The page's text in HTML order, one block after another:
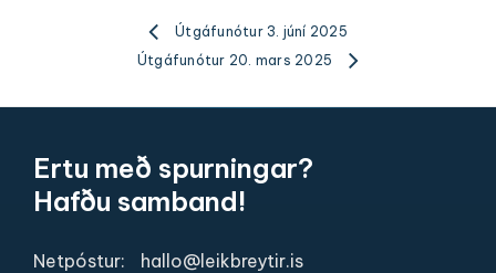
Útgáfunótur 3. júní 2025
Útgáfunótur 20. mars 2025
Ertu með spurningar?
Hafðu samband!
Netpóstur: hallo@leikbreytir.is